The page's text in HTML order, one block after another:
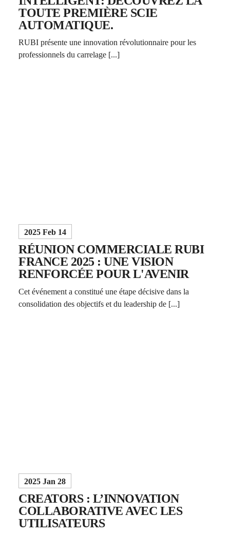
TOUTE PREMIÈRE SCIE
AUTOMATIQUE.
RUBI présente une innovation révolutionnaire pour les
professionnels du carrelage [...]
2025 Feb 14
RÉUNION COMMERCIALE RUBI
FRANCE 2025 : UNE VISION
RENFORCÉE POUR L'AVENIR
Cet événement a constitué une étape décisive dans la
consolidation des objectifs et du leadership de [...]
2025 Jan 28
CREATORS : L’INNOVATION
COLLABORATIVE AVEC LES
UTILISATEURS